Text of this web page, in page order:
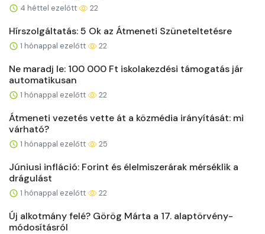
4 héttel ezelőtt 22
Hírszolgáltatás: 5 Ok az Átmeneti Szüneteltetésre
1 hónappal ezelőtt 22
Ne maradj le: 100 000 Ft iskolakezdési támogatás jár
automatikusan
1 hónappal ezelőtt 22
Átmeneti vezetés vette át a közmédia irányítását: mi
várható?
1 hónappal ezelőtt 25
Júniusi infláció: Forint és élelmiszerárak mérséklik a
drágulást
1 hónappal ezelőtt 22
Új alkotmány felé? Görög Márta a 17. alaptörvény-
módosításról